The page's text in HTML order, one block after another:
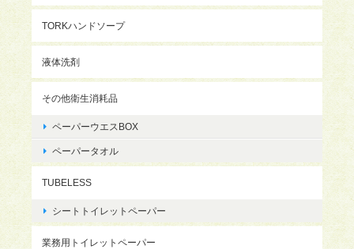
TORKハンドソープ
液体洗剤
その他衛生消耗品
ペーパーウエスBOX
ペーパータオル
TUBELESS
シートトイレットペーパー
業務用トイレットペーパー